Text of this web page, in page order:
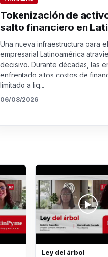
Tokenización de
salto financiero en
Una nueva infraestructura para
empresarial Latinoamérica
decisivo. Durante décadas, las
enfrentado altos costos de
limitado a liq...
06/08/2026
Ley del árbol